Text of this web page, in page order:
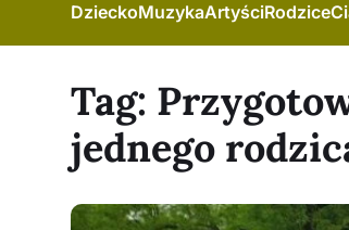
DzieckoMuzykaArtyściRodzice
Tag:
jednego